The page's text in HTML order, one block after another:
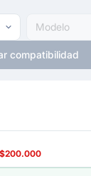
compatibilidad
$200.000